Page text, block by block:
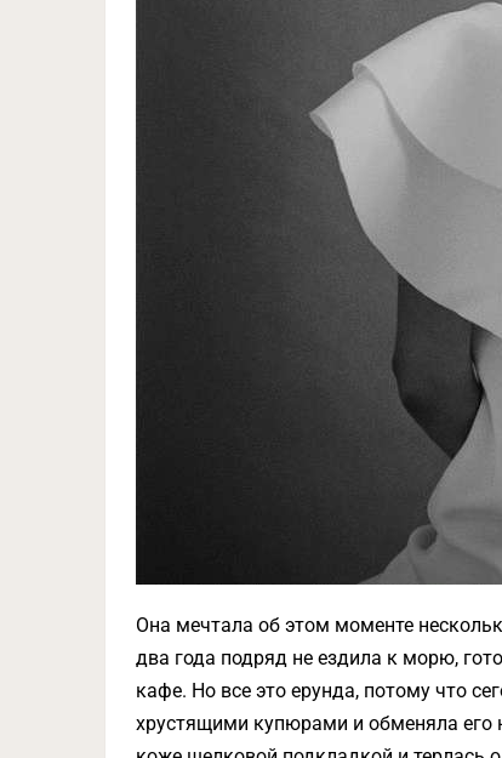
Она мечтала об этом моменте
два года подряд не ездила к морю,
кафе. Но все это ерунда, потому что
хрустящими купюрами и обменяла его